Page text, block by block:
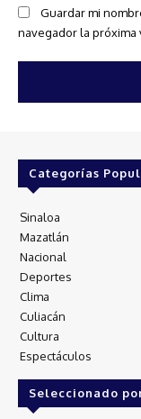
Guardar mi
navegador la próxima
Categorías
Sinaloa
Mazatlán
Nacional
Deportes
Clima
Culiacán
Cultura
Espectáculos
Seleccionado